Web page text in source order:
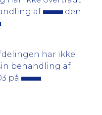
af
den
har ikke
behandling af
på